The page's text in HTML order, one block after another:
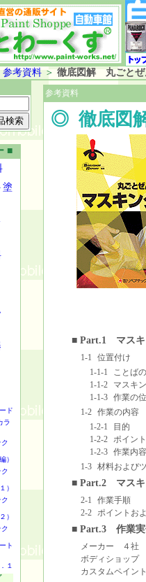
参考資料＞ 徹底図解 丸ごとぜ
■
塗
ド
ラ
）
）
）
ト
１
参考資料
◎ 徹底図
■ Part.1 マスキ
1-1
位置付け
1-1-1
ことば
1-1-2
マスキ
1-1-3 作業の
1-2 作業の内容
1-2-1
目的
1-2-2 ポイント
1-2-3 作業内容
1-3 材料および
■ Part.2 マスキ
2-1
作業手順
2-2 ポイントお
■ Part.3 作業実
メーカー ４社
ボディショップ
カスタムペイン